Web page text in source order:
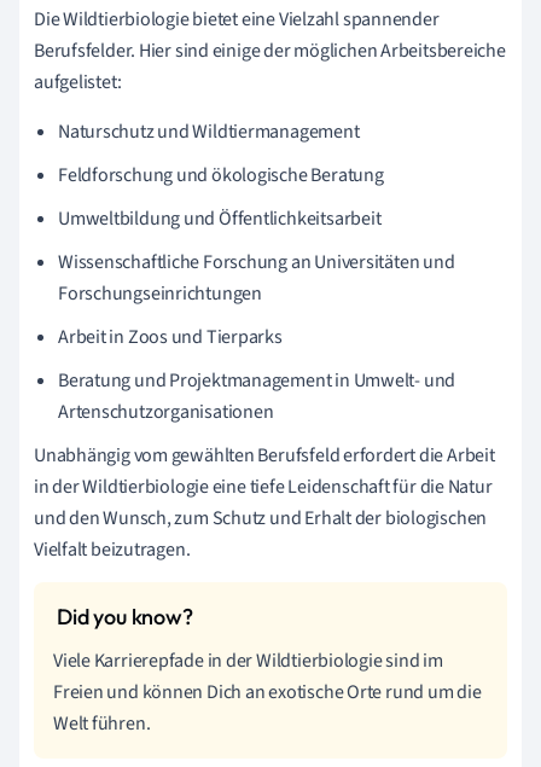
Die Wildtierbiologie bietet eine Vielzahl spannender
Berufsfelder. Hier sind einige der möglichen Arbeitsbereiche
aufgelistet:
Naturschutz und Wildtiermanagement
Feldforschung und ökologische Beratung
Umweltbildung und Öffentlichkeitsarbeit
Wissenschaftliche Forschung an Universitäten und
Forschungseinrichtungen
Arbeit in Zoos und Tierparks
Beratung und Projektmanagement in Umwelt- und
Artenschutzorganisationen
Unabhängig vom gewählten Berufsfeld erfordert die Arbeit
in der Wildtierbiologie eine tiefe Leidenschaft für die Natur
und den Wunsch, zum Schutz und Erhalt der biologischen
Vielfalt beizutragen.
Viele Karrierepfade in der Wildtierbiologie sind im
Freien und können Dich an exotische Orte rund um die
Welt führen.